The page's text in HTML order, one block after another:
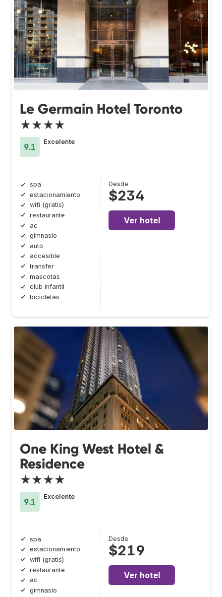
Le Germain Hotel Toronto
★★★★
9.1
Excelente
spa
estacionamiento
wifi (gratis)
restaurante
ac
gimnasio
auto
accesible
transfer
mascotas
club infantil
bicicletas
Desde
$234
Ver hotel
One King West Hotel &
Residence
★★★★
9.1
Excelente
spa
estacionamiento
wifi (gratis)
restaurante
ac
gimnasio
Desde
$219
Ver hotel